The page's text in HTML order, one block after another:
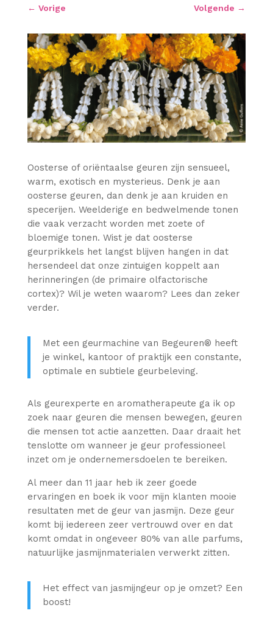
← Vorige Volgende →
Oosterse of oriëntaalse geuren zijn sensueel,
warm, exotisch en mysterieus. Denk je aan
oosterse geuren, dan denk je aan kruiden en
specerijen. Weelderige en bedwelmende tonen
die vaak verzacht worden met zoete of
bloemige tonen. Wist je dat oosterse
geurprikkels het langst blijven hangen in dat
hersendeel dat onze zintuigen koppelt aan
herinneringen (de primaire olfactorische
cortex)? Wil je weten waarom? Lees dan zeker
verder.
Met een geurmachine van Begeuren® heeft
je winkel, kantoor of praktijk een constante,
optimale en subtiele geurbeleving.
Als geurexperte en aromatherapeute ga ik op
zoek naar geuren die mensen bewegen, geuren
die mensen tot actie aanzetten. Daar draait het
tenslotte om wanneer je geur professioneel
inzet om je ondernemersdoelen te bereiken.
Al meer dan 11 jaar heb ik zeer goede
ervaringen en boek ik voor mijn klanten mooie
resultaten met de geur van jasmijn. Deze geur
komt bij iedereen zeer vertrouwd over en dat
komt omdat in ongeveer 80% van alle parfums,
natuurlijke jasmijnmaterialen verwerkt zitten.
Het effect van jasmijngeur op je omzet? Een
boost!